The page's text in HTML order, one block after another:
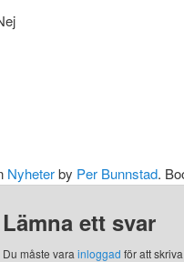
Nyheterby Per Bunnstad.
Lämna ett svar
Du måste varainloggad för att